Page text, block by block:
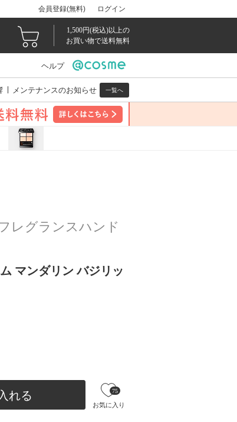
会員登録(無料) ログイン
1,500円(税込)以上の
お買い物で送料無料
ヘルプ
メンテナンスのお知らせ 一覧へ
レグランスハンド
マンダリン バジリッ
れる
お気に入り
75